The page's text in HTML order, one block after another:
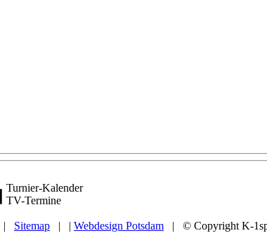
Turnier-Kalender
TV-Termine
| Sitemap | | Webdesign Potsdam | © Copyright K-